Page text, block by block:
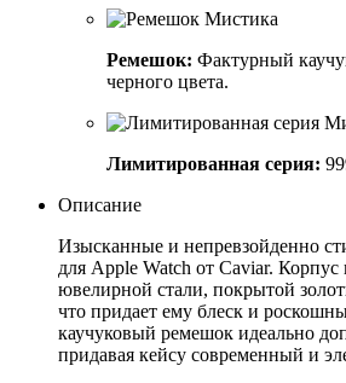
Ремешок: Фактурный
черного цвета.
Лимитированная серия:
Описание
Изысканные и непревзойденно
для Apple Watch от Caviar. Корпус
ювелирной стали, покрытой
что придает ему блеск и
каучуковый ремешок идеально
придавая кейсу современный и